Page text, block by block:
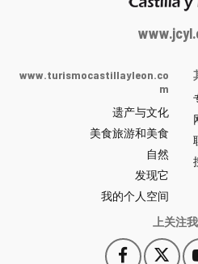
Junta
y
León
网
站
门
户
-
www.turismocastillayleon.co
m
遗产与文化
美食旅游和美食
自然
发现它
我的个人空间
上关注
Facebook